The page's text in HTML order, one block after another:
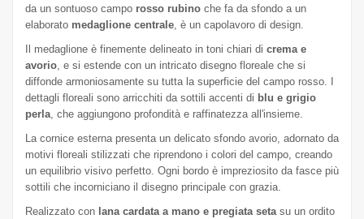
da un sontuoso campo rosso rubino che fa da sfondo a un
elaborato medaglione centrale, è un capolavoro di design.
Il medaglione è finemente delineato in toni chiari di crema e
avorio, e si estende con un intricato disegno floreale che si
diffonde armoniosamente su tutta la superficie del campo rosso. I
dettagli floreali sono arricchiti da sottili accenti di blu e grigio
perla, che aggiungono profondità e raffinatezza all'insieme.
La cornice esterna presenta un delicato sfondo avorio, adornato da
motivi floreali stilizzati che riprendono i colori del campo, creando
un equilibrio visivo perfetto. Ogni bordo è impreziosito da fasce più
sottili che incorniciano il disegno principale con grazia.
Realizzato con lana cardata a mano e pregiata setasu un ordito